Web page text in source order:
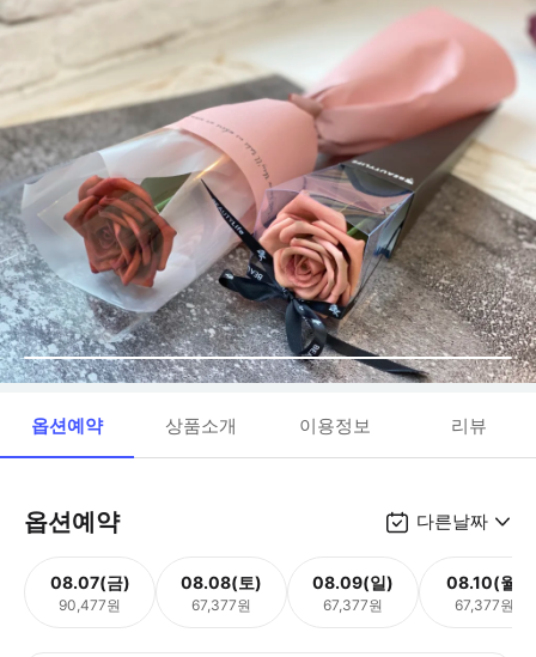
옵션예약 상품소개 이용정보 리뷰
옵션예약 다른날짜
08.07(금)
90,477원
08.08(토)
67,377원
08.09(일)
67,377원
08.10(월)
67,377원